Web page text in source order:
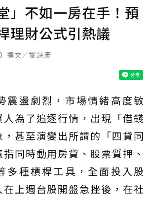
」不如一房在手！預
理財公式引熱議
撰文／黎詩彥
震盪劇烈，市場情緒高度敏
為了追逐行情，出現「借錢
甚至演變出所謂的「四貸同
同時動用房貸、股票質押、
多種槓桿工具，全面投入股
上週台股開盤急挫後，在社